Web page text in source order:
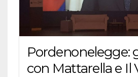
Pordenonelegge:
con Mattarella e Il